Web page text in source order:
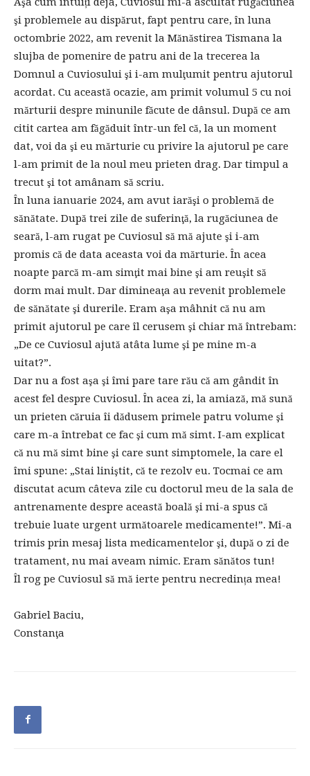
şi problemele au dispărut, fapt pentru care, în luna
octombrie 2022, am revenit la Mănăstirea Tismana la
slujba de pomenire de patru ani de la trecerea la
Domnul a Cuviosului şi i-am mulţumit pentru ajutorul
acordat. Cu această ocazie, am primit volumul 5 cu noi
mărturii despre minunile făcute de dânsul. După ce am
citit cartea am făgăduit într-un fel că, la un moment
dat, voi da şi eu mărturie cu privire la ajutorul pe care
l-am primit de la noul meu prieten drag. Dar timpul a
trecut şi tot amânam să scriu.
În luna ianuarie 2024, am avut iarăşi o problemă de
sănătate. După trei zile de suferinţă, la rugăciunea de
seară, l-am rugat pe Cuviosul să mă ajute şi i-am
promis că de data aceasta voi da mărturie. În acea
noapte parcă m-am simţit mai bine şi am reuşit să
dorm mai mult. Dar dimineaţa au revenit problemele
de sănătate şi durerile. Eram aşa mâhnit că nu am
primit ajutorul pe care îl cerusem şi chiar mă întrebam:
„De ce Cuviosul ajută atâta lume şi pe mine m-a
uitat?”.
Dar nu a fost aşa şi îmi pare tare rău că am gândit în
acest fel despre Cuviosul. În acea zi, la amiază, mă sună
un prieten căruia îi dădusem primele patru volume şi
care m-a întrebat ce fac şi cum mă simt. I-am explicat
că nu mă simt bine şi care sunt simptomele, la care el
îmi spune: „Stai liniştit, că te rezolv eu. Tocmai ce am
discutat acum câteva zile cu doctorul meu de la sala de
antrenamente despre această boală şi mi-a spus că
trebuie luate urgent următoarele medicamente!”. Mi-a
trimis prin mesaj lista medicamentelor şi, după o zi de
tratament, nu mai aveam nimic. Eram sănătos tun!
Îl rog pe Cuviosul să mă ierte pentru necredința mea!
Gabriel Baciu,
Constanţa